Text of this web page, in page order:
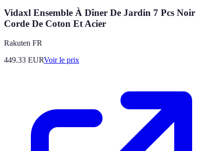
Vidaxl Ensemble À Dîner De Jardin 7 Pcs Noir
Corde De Coton Et Acier
Rakuten FR
449.33 EURVoir le prix